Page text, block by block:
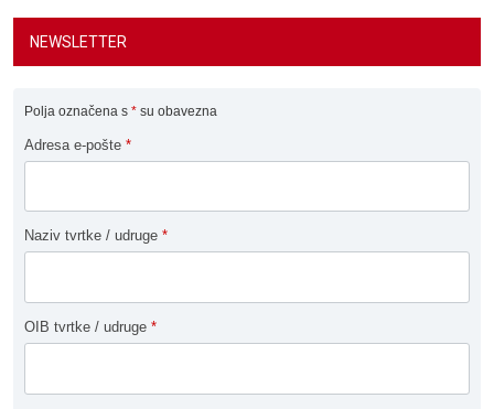
NEWSLETTER
Polja označena s * su obavezna
Adresa e-pošte *
Naziv tvrtke / udruge *
OIB tvrtke / udruge *